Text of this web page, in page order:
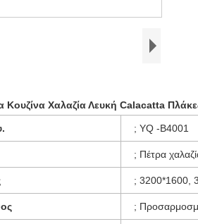
Κουζίνα Χαλαζία Λευκή Calacatta
; YQ -B4001
; Πέτρα
; 3200*1600,
;